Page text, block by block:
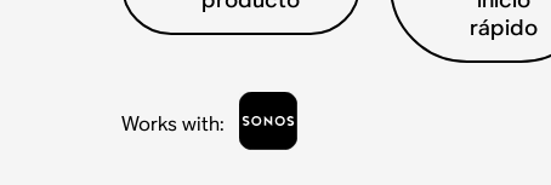
rápido
Works with: